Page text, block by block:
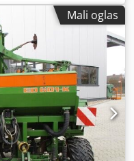
Mali oglas